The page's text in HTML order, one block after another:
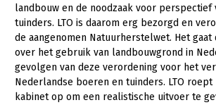
Varkenshouderij
Vleesveehouderij
Vollegrondsgroente
LTO Nederland
Mensen
Bestuur en Directie
Medewerkers
Jaarverslag 2023
Vacatures
landbouw en de noodzaak voor
tuinders. LTO is daarom erg bezorgd en
de aangenomen Natuurherstelwet. Het gaat
over het gebruik van landbouwgrond in
gevolgen van deze verordening voor het
Nederlandse boeren en tuinders. LTO
kabinet op om een realistische uitvoer te